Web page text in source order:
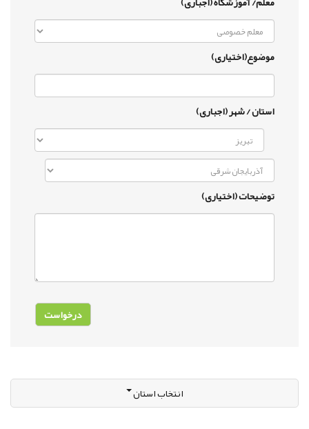
موضوع(اختیاری)
استان / شهر (اجباری)
توضیحات (اختیاری)
انتخاب استان